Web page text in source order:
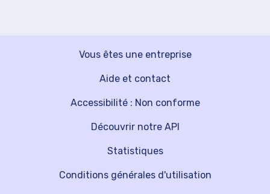
Vous êtes une entreprise
Découvrir notre API
Aide et contact
Statistiques
Accessibilité : Non conforme
Conditions générales d'utilisation